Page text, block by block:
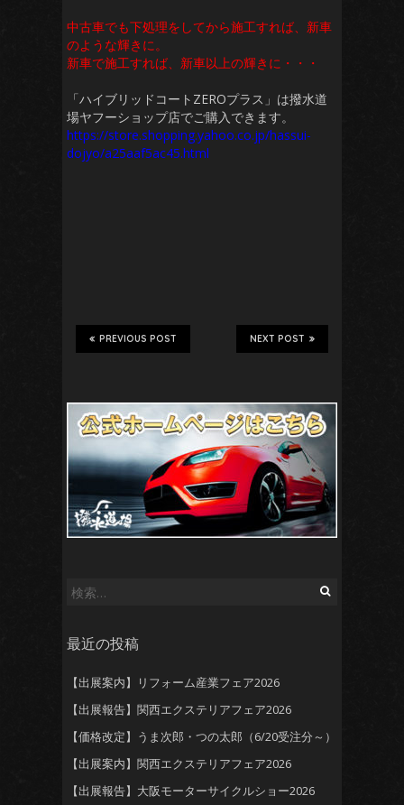
中古車でも下処理をしてから施工すれば、新車
のような輝きに。
新車で施工すれば、新車以上の輝きに・・・
「ハイブリッドコートZEROプラス」は撥水道
場ヤフーショップ店でご購入できます。
https://store.shopping.yahoo.co.jp/hassui-
dojyo/a25aaf5ac45.html
NEXT POST
PREVIOUS POST
検
最近の投稿
【出展案内】リフォーム産業フェア2026
【出展報告】関西エクステリアフェア2026
【価格改定】うま次郎・つの太郎（6/20受注分～）
【出展案内】関西エクステリアフェア2026
【出展報告】大阪モーターサイクルショー2026